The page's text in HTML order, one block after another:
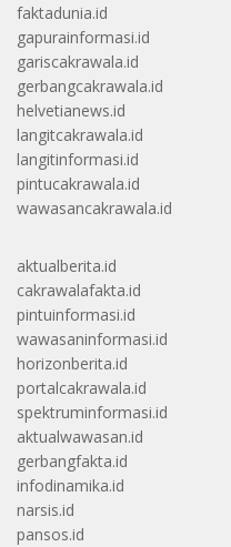
faktadunia.id
gapurainformasi.id
gariscakrawala.id
gerbangcakrawala.id
helvetianews.id
langitcakrawala.id
langitinformasi.id
pintucakrawala.id
wawasancakrawala.id
aktualberita.id
cakrawalafakta.id
pintuinformasi.id
wawasaninformasi.id
horizonberita.id
portalcakrawala.id
spektruminformasi.id
aktualwawasan.id
gerbangfakta.id
infodinamika.id
narsis.id
pansos.id